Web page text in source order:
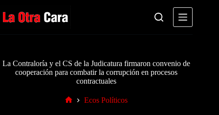
al
contenido
La Contraloría y el CS de la Judicatura firmaron convenio de
cooperación para combatir la corrupción en procesos
contractuales
Ecos Políticos